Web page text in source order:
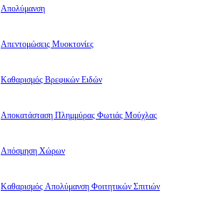
Απολύμανση
Απεντομώσεις Μυοκτονίες
Καθαρισμός Βρεφικών Ειδών
Αποκατάσταση Πλημμύρας Φωτιάς Μούχλας
Απόσμηση Χώρων
Καθαρισμός Απολύμανση Φοιτητικών Σπιτιών